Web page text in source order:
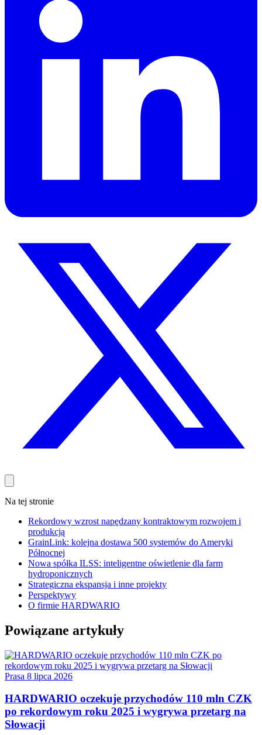
Na tej stronie
Rekordowy wzrost napędzany kontraktowym rozwojem i
produkcją
GrainLink: kolejna dostawa 500 systemów do Ameryki
Północnej
Nowa spółka ILSS: inteligentne oświetlenie dla farm
hydroponicznych
Strategiczna ekspansja i inne projekty
Perspektywy
O firmie HARDWARIO
Powiązane artykuły
Prasa 8 lipca 2026
HARDWARIO oczekuje przychodów 110 mln CZK
po rekordowym roku 2025 i wygrywa przetarg na
Słowacji